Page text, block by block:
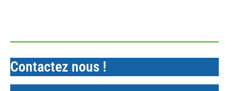
Contactez nous !